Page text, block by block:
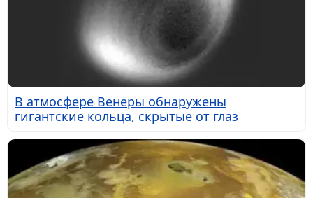
В атмосфере Венеры обнаружены
гигантские кольца, скрытые от глаз